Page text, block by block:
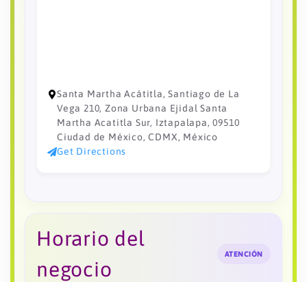
Santa Martha Acátitla, Santiago de La
Vega 210, Zona Urbana Ejidal Santa
Martha Acatitla Sur, Iztapalapa, 09510
Ciudad de México, CDMX, México
Get Directions
Horario del
negocio
ATENCIÓN